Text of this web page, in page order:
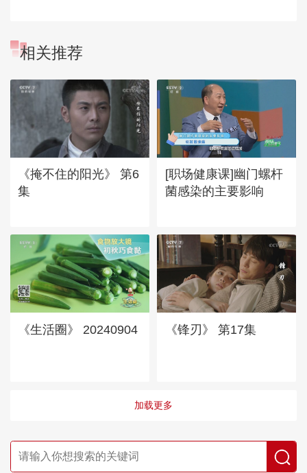
相关推荐
《掩不住的阳光》 第6
集
[职场健康课]幽门螺杆
菌感染的主要影响
《生活圈》 20240904 《锋刃》 第17集
加载更多